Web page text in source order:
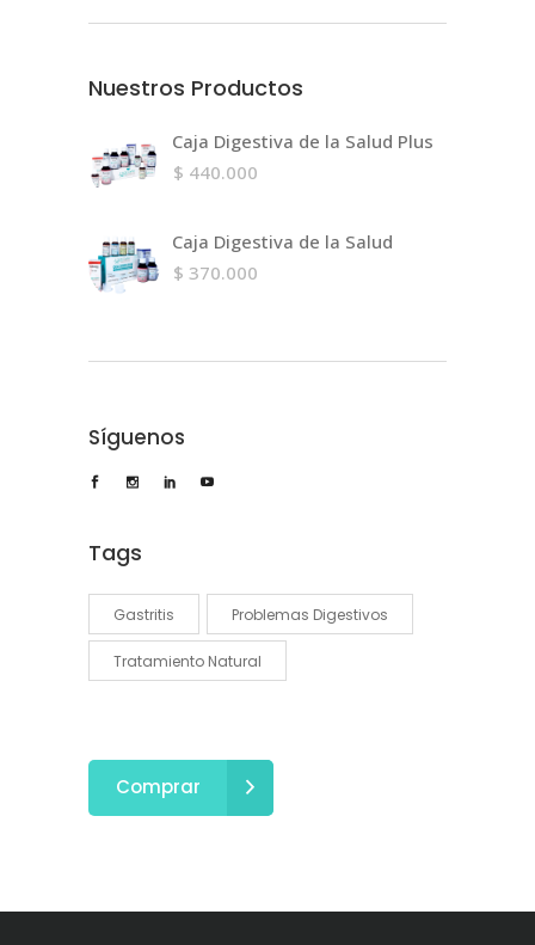
Nuestros Productos
Caja Digestiva de la Salud Plus
$ 440.000
Caja Digestiva de la Salud
$ 370.000
Síguenos
Tags
Gastritis Problemas Digestivos
Tratamiento Natural
Comprar